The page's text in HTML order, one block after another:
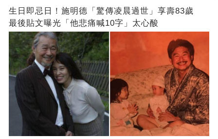
生日即忌日！施明德「驚傳凌晨過世」享壽83歲
最後貼文曝光「他悲痛喊10字」太心酸